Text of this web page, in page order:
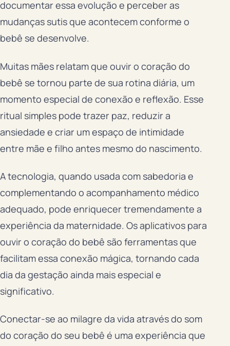
documentar essa evolução e perceber as
mudanças sutis que acontecem conforme o
bebê se desenvolve.
Muitas mães relatam que ouvir o coração do
bebê se tornou parte de sua rotina diária, um
momento especial de conexão e reflexão. Esse
ritual simples pode trazer paz, reduzir a
ansiedade e criar um espaço de intimidade
entre mãe e filho antes mesmo do nascimento.
A tecnologia, quando usada com sabedoria e
complementando o acompanhamento médico
adequado, pode enriquecer tremendamente a
experiência da maternidade. Os aplicativos para
ouvir o coração do bebê são ferramentas que
facilitam essa conexão mágica, tornando cada
dia da gestação ainda mais especial e
significativo.
Conectar-se ao milagre da vida através do som
do coração do seu bebê é uma experiência que